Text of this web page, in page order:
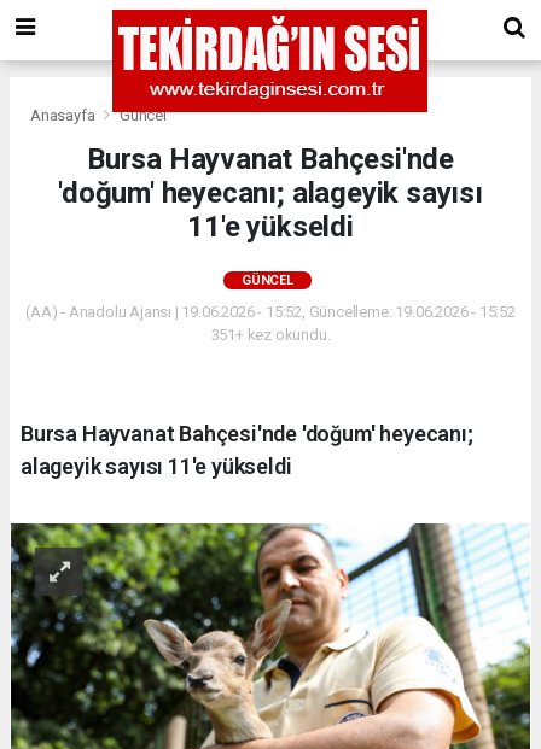
Anasayfa Güncel
Bursa Hayvanat Bahçesi'nde
'doğum' heyecanı; alageyik sayısı
11'e yükseldi
GÜNCEL
(AA) - Anadolu Ajansı | 19.06.2026 - 15:52, Güncelleme: 19.06.2026 - 15:52
351+ kez okundu.
Bursa Hayvanat Bahçesi'nde 'doğum' heyecanı;
alageyik sayısı 11'e yükseldi